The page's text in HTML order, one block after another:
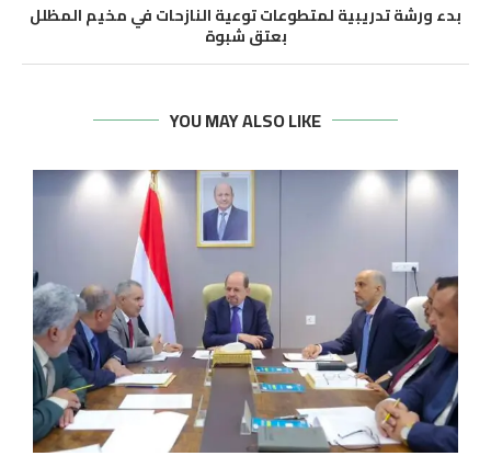
بدء ورشة تدريبية لمتطوعات توعية النازحات في مخيم المظلل
بعتق شبوة
YOU MAY ALSO LIKE